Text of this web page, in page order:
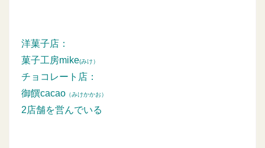
洋菓子店：
菓子工房mike(みけ）
チョコレート店：
御饌cacao （みけかかお）
2店舗を営んでいる